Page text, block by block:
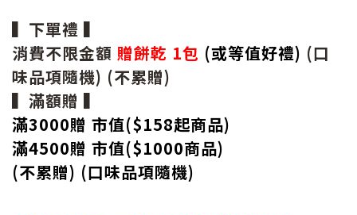
▍下單禮 ▍
消費不限金額 贈餅乾 1包 (或等值好禮) (口
味品項隨機) (不累贈)
▍滿額贈 ▍
滿3000贈 市值($158起商品)
滿4500贈 市值($1000商品)
(不累贈) (口味品項隨機)